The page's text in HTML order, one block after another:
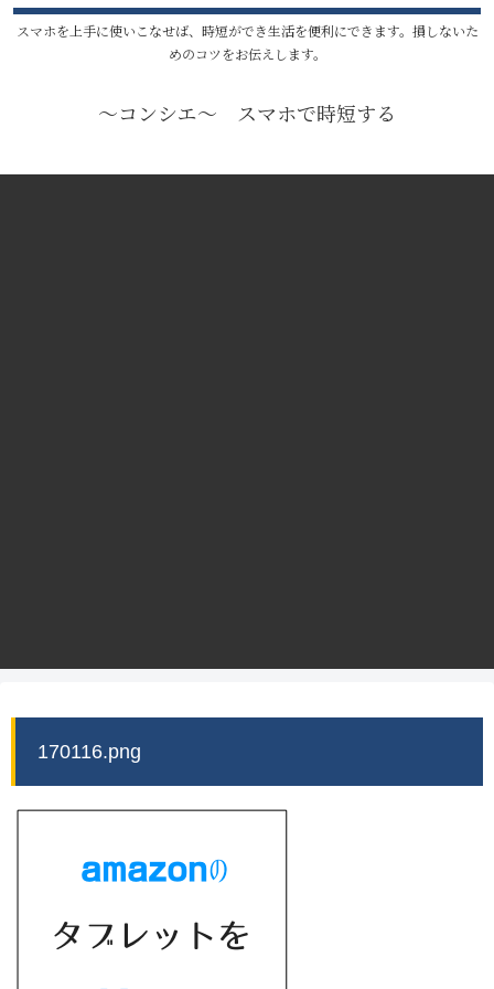
スマホを上手に使いこなせば、時短ができ生活を便利にできます。損しないた
めのコツをお伝えします。
〜コンシエ〜 スマホで時短する
170116.png